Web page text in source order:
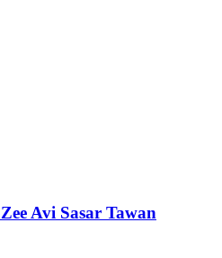
Avi Sasar Tawan